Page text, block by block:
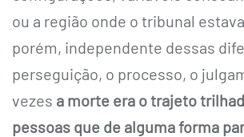
ou a região onde o tribunal
porém, independente dessas
perseguição, o processo, o
vezes a morte era o trajeto
pessoas que de alguma forma